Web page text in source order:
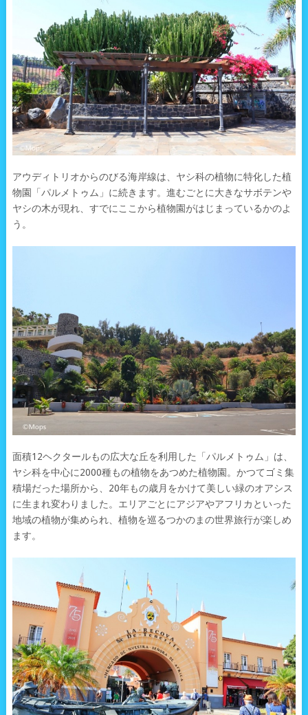
アウディトリオからのびる海岸線は、ヤシ科の植物に特化した植
物園「パルメトゥム」に続きます。進むごとに大きなサボテンや
ヤシの木が現れ、すでにここから植物園がはじまっているかのよ
う。
面積12ヘクタールもの広大な丘を利用した「パルメトゥム」は、
ヤシ科を中心に2000種もの植物をあつめた植物園。かつてゴミ集
積場だった場所から、20年もの歳月をかけて美しい緑のオアシス
に生まれ変わりました。エリアごとにアジアやアフリカといった
地域の植物が集められ、植物を巡るつかのまの世界旅行が楽しめ
ます。